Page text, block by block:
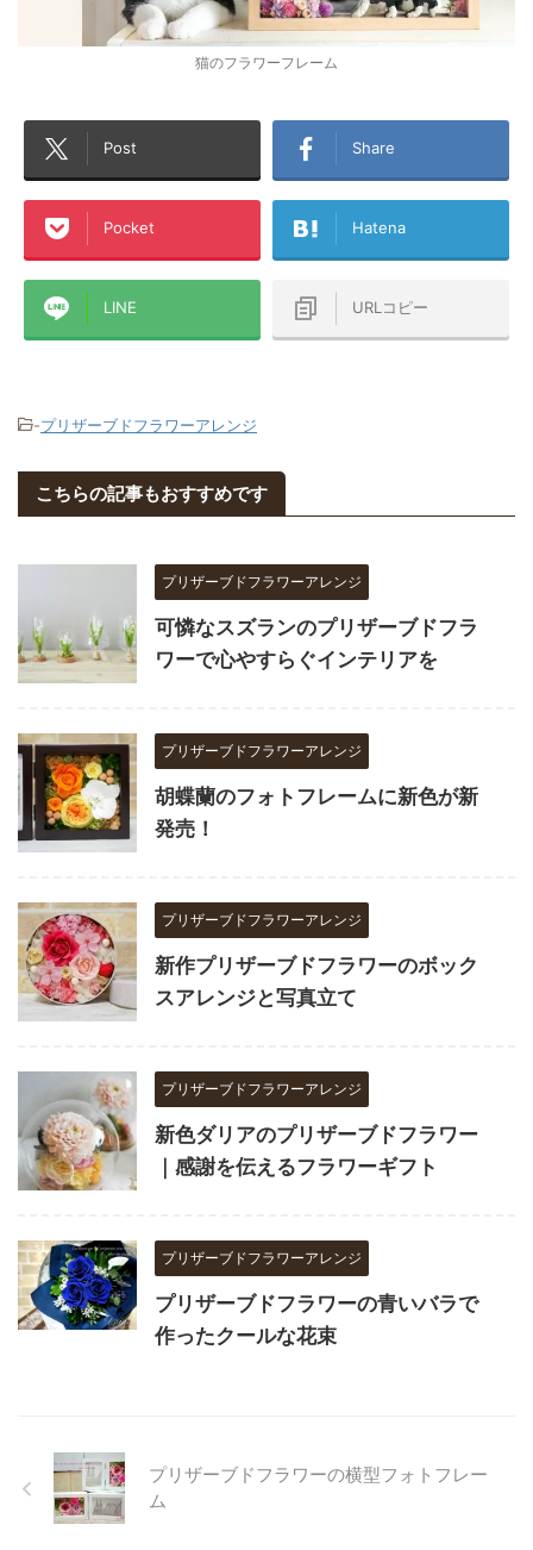
猫のフラワーフレーム
Post Share
Pocket Hatena
LINE URLコピー
-プリザーブドフラワーアレンジ
こちらの記事もおすすめです
プリザーブドフラワーアレンジ
可憐なスズランのプリザーブドフラ
ワーで心やすらぐインテリアを
プリザーブドフラワーアレンジ
胡蝶蘭のフォトフレームに新色が新
発売！
プリザーブドフラワーアレンジ
新作プリザーブドフラワーのボック
スアレンジと写真立て
プリザーブドフラワーアレンジ
新色ダリアのプリザーブドフラワー
｜感謝を伝えるフラワーギフト
プリザーブドフラワーアレンジ
プリザーブドフラワーの青いバラで
作ったクールな花束
プリザーブドフラワーの横型フォトフレー
ム